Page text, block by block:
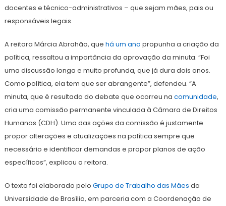
docentes e técnico-administrativos – que sejam mães, pais ou
responsáveis legais.
A reitora Márcia Abrahão, que há um ano propunha a criação da
política, ressaltou a importância da aprovação da minuta. “Foi
uma discussão longa e muito profunda, que já dura dois anos.
Como política, ela tem que ser abrangente”, defendeu. “A
minuta, que é resultado do debate que ocorreu na comunidade,
cria uma comissão permanente vinculada à Câmara de Direitos
Humanos (CDH). Uma das ações da comissão é justamente
propor alterações e atualizações na política sempre que
necessário e identificar demandas e propor planos de ação
específicos”, explicou a reitora.
O texto foi elaborado pelo Grupo de Trabalho das Mães da
Universidade de Brasília, em parceria com a Coordenação de